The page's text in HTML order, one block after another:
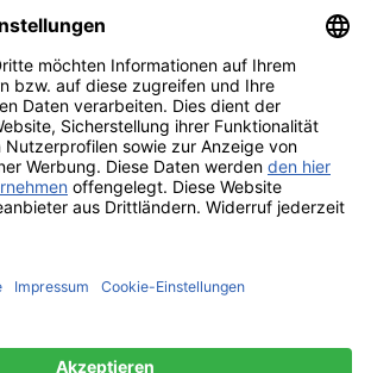
Impressum
Impressum AGB
wenn nicht anders angegeben.